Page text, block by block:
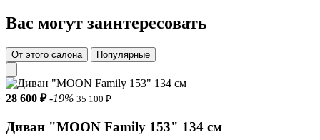
ежедневного использования.
место.
Бельевой короб приобретается дополнительно.
сроком 10 лет.
Вас могут заинтересовать
От этого салона Популярные
28 600 ₽ -19% 35 100 ₽
Диван "MOON Family 153" 134 см